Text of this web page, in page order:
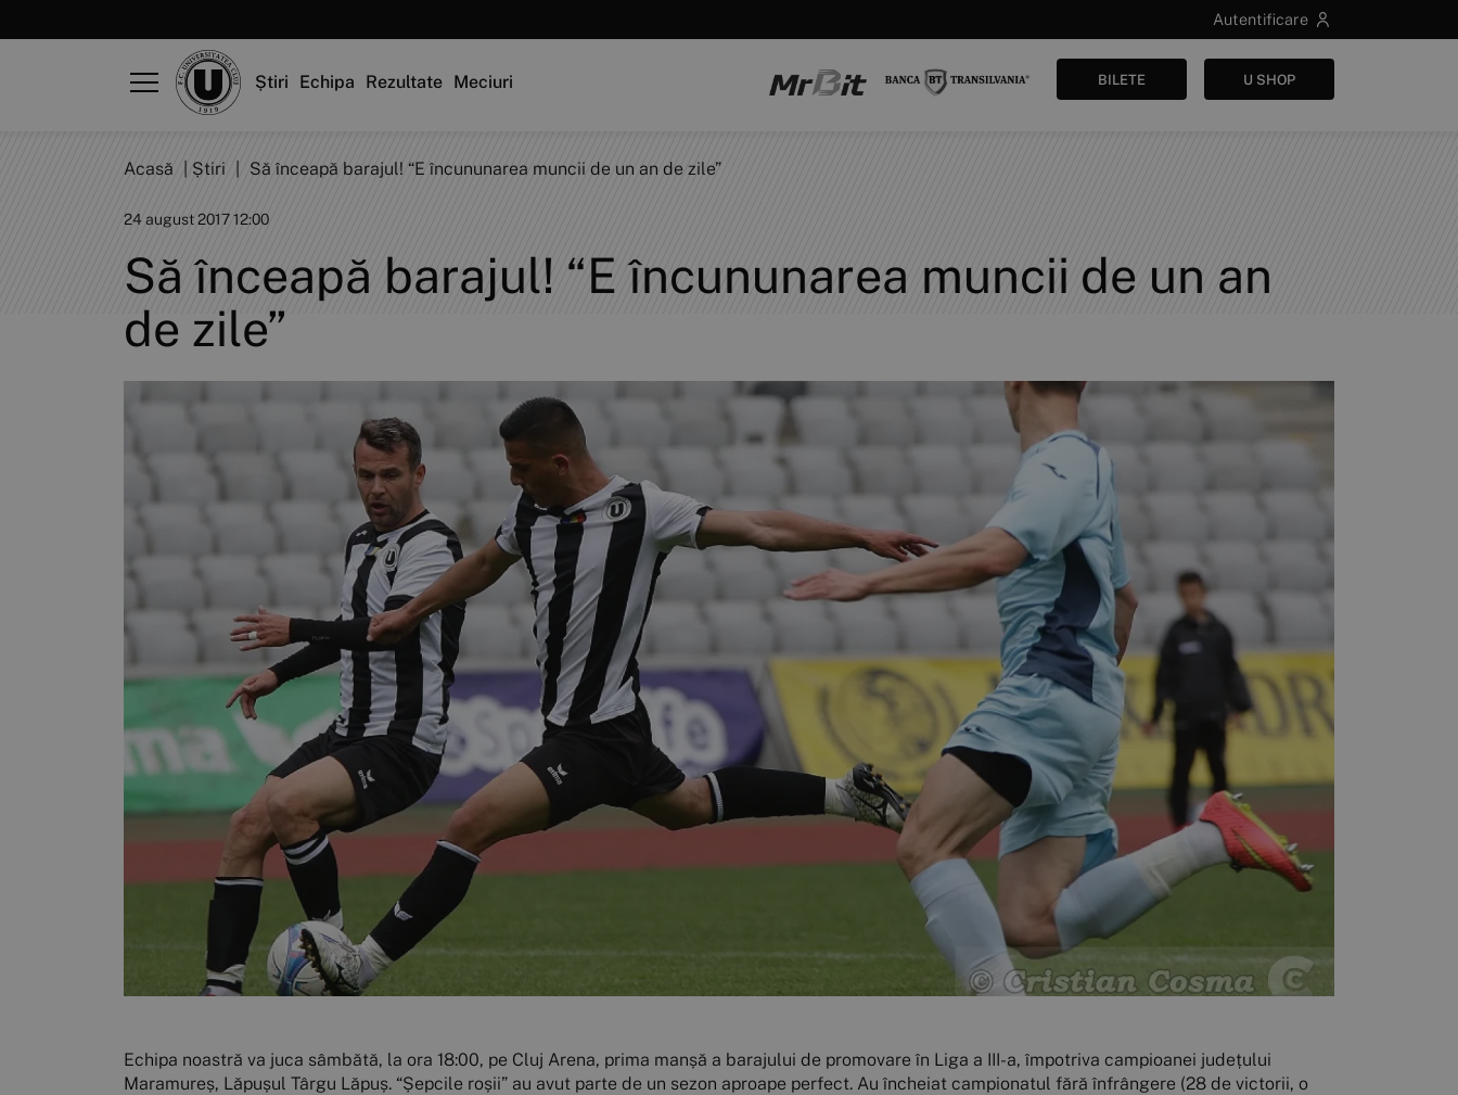
Autentificare
Știri Echipa Rezultate Meciuri BILETE U SHOP
Acasă Știri Să înceapă barajul! “E încununarea muncii de un an de zile”
24 august 2017 12:00
Să înceapă barajul! “E încununarea muncii de un an
de zile”
Echipa noastră va juca sâmbătă, la ora 18:00, pe Cluj Arena, prima manșă a barajului de promovare în Liga a III-a, împotriva campioanei județului
Maramureș, Lăpușul Târgu Lăpuș. “Șepcile roșii” au avut parte de un sezon aproape perfect. Au încheiat campionatul fără înfrângere (28 de victorii, o